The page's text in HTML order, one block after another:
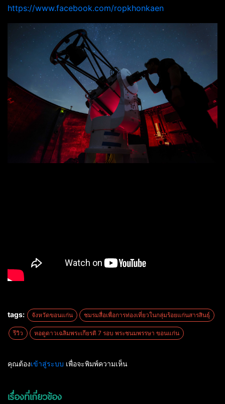
https://www.facebook.com/ropkhonkaen
tags: จังหวัดขอนแก่น ชมรมสื่อเพื่อการท่องเที่ยวในกลุ่มร้อยแก่นสารสินธุ์
รีวิว หอดูดาวเฉลิมพระเกียรติ 7 รอบ พระชนมพรรษา ขอนแก่น
คุณต้องเข้าสู่ระบบ เพื่อจะพิมพ์ความเห็น
เรื่องที่เกี่ยวข้อง